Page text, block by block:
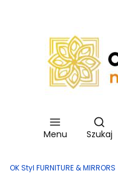
Menu Szukaj
OK Styl FURNITURE & MIRRORS